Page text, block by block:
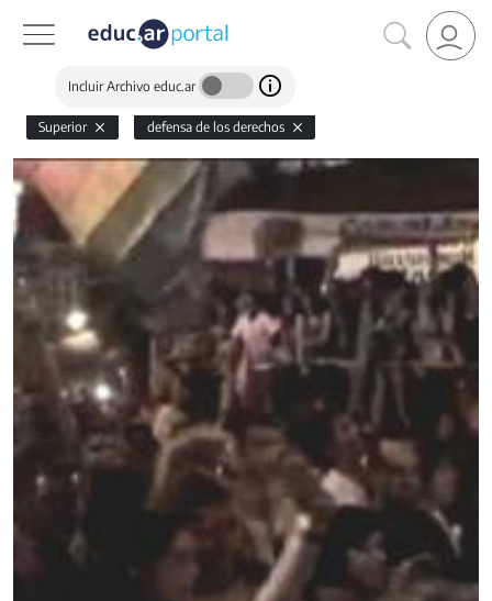
Incluir Archivo educ.ar
Superior defensa de los derechos